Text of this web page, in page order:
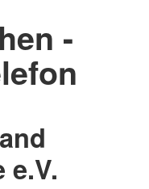
-
e.V.